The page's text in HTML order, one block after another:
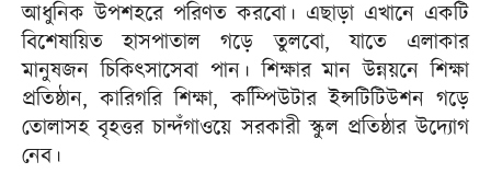
আধুনিক উপশহরে পরিণত করবো। এছাড়া এখানে একটি
বিশেষায়িত হাসপাতাল গড়ে তুলবো, যাতে এলাকার
মানুষজন চিকিৎসাসেবা পান। শিক্ষার মান উন্নয়নে শিক্ষা
প্রতিষ্ঠান, কারিগরি শিক্ষা, কম্পিিউটার ইন্সটিটিউশন গড়ে
তোলাসহ বৃহত্তর চান্দঁগাওয়ে সরকারী স্কুল প্রতিষ্ঠার উদ্যোগ
নেব।